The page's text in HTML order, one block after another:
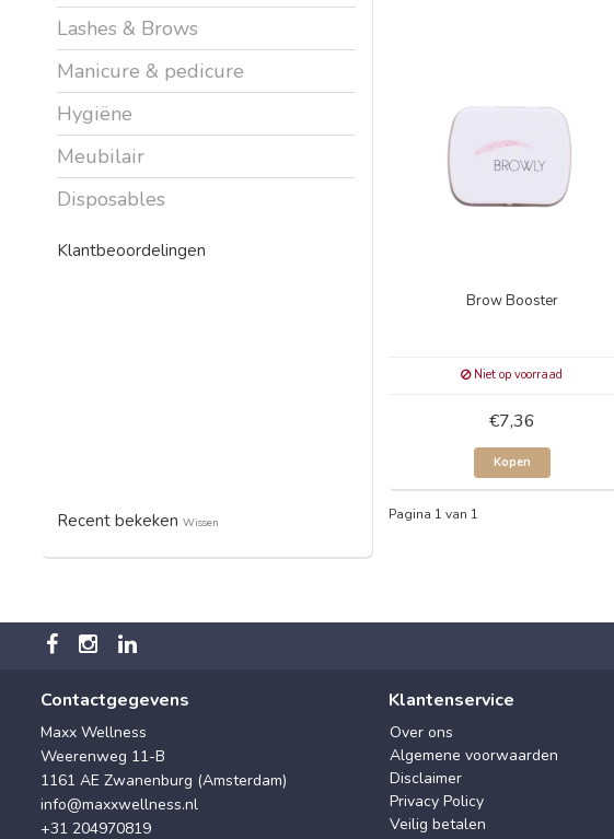
Lashes & Brows
Manicure & pedicure
Hygiëne
Meubilair
Disposables
Klantbeoordelingen
Recent bekeken Wissen
Brow Booster
Niet op voorraad
€7,36
Kopen
Pagina 1 van 1
Contactgegevens
Maxx Wellness
Weerenweg 11-B
1161 AE Zwanenburg (Amsterdam)
info@maxxwellness.nl
+31 204970819
Klantenservice
Over ons
Algemene voorwaarden
Disclaimer
Privacy Policy
Veilig betalen